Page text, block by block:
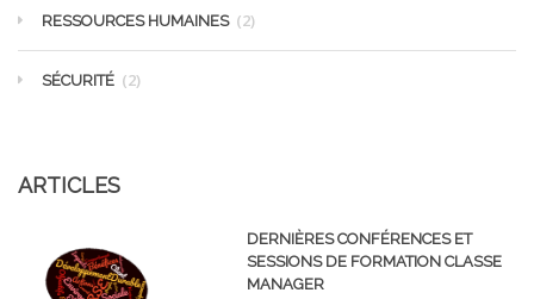
RESSOURCES HUMAINES (2)
SÉCURITÉ (2)
ARTICLES
DERNIÈRES CONFÉRENCES ET
SESSIONS DE FORMATION CLASSE
MANAGER